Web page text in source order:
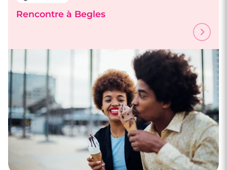
Rencontre à Begles